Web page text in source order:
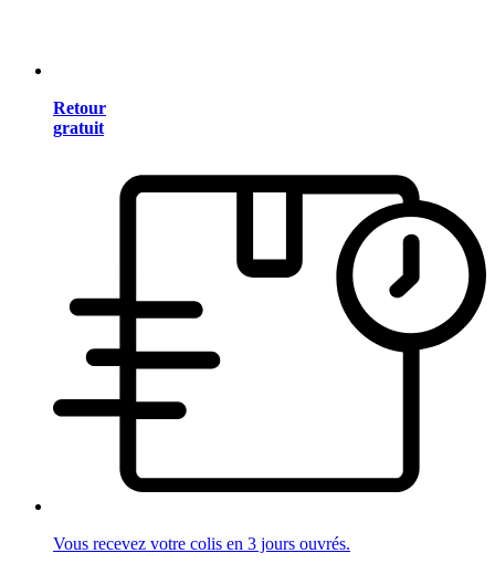
Retour
gratuit
Vous recevez votre colis en 3 jours ouvrés.